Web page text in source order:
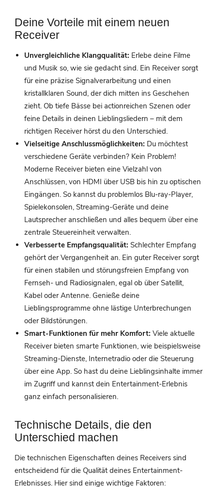
Deine Vorteile mit einem neuen
Receiver
Unvergleichliche Klangqualität: Erlebe deine Filme
und Musik so, wie sie gedacht sind. Ein Receiver sorgt
für eine präzise Signalverarbeitung und einen
kristallklaren Sound, der dich mitten ins Geschehen
zieht. Ob tiefe Bässe bei actionreichen Szenen oder
feine Details in deinen Lieblingsliedern – mit dem
richtigen Receiver hörst du den Unterschied.
Vielseitige Anschlussmöglichkeiten: Du möchtest
verschiedene Geräte verbinden? Kein Problem!
Moderne Receiver bieten eine Vielzahl von
Anschlüssen, von HDMI über USB bis hin zu optischen
Eingängen. So kannst du problemlos Blu-ray-Player,
Spielekonsolen, Streaming-Geräte und deine
Lautsprecher anschließen und alles bequem über eine
zentrale Steuereinheit verwalten.
Verbesserte Empfangsqualität: Schlechter Empfang
gehört der Vergangenheit an. Ein guter Receiver sorgt
für einen stabilen und störungsfreien Empfang von
Fernseh- und Radiosignalen, egal ob über Satellit,
Kabel oder Antenne. Genieße deine
Lieblingsprogramme ohne lästige Unterbrechungen
oder Bildstörungen.
Smart-Funktionen für mehr Komfort: Viele aktuelle
Receiver bieten smarte Funktionen, wie beispielsweise
Streaming-Dienste, Internetradio oder die Steuerung
über eine App. So hast du deine Lieblingsinhalte immer
im Zugriff und kannst dein Entertainment-Erlebnis
ganz einfach personalisieren.
Technische Details, die den
Unterschied machen
Die technischen Eigenschaften deines Receivers sind
entscheidend für die Qualität deines Entertainment-
Erlebnisses. Hier sind einige wichtige Faktoren: